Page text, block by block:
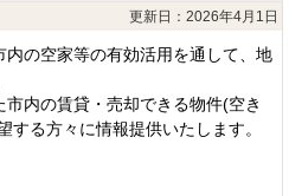
更新日：2026年4月1日
の空家等の有効活用を通して、地
内の賃貸・売却できる物件(空き
る方々に情報提供いたします。